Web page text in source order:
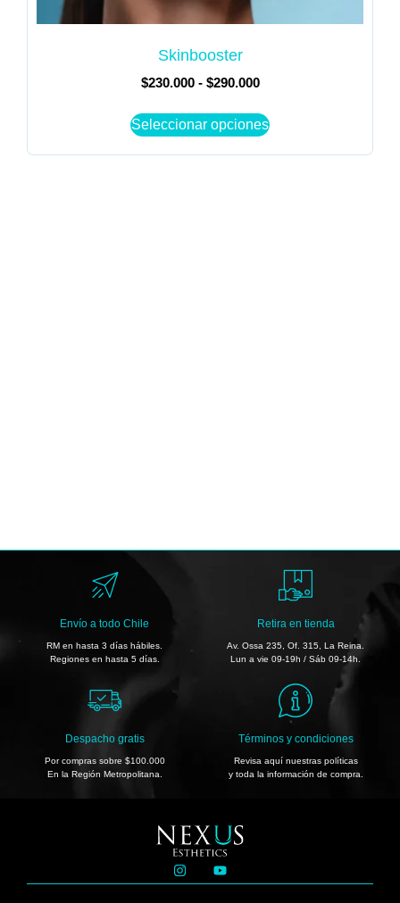
Skinbooster
$230.000 - $290.000
Seleccionar opciones
Retira en tienda
Av. Ossa 235, Of. 315, La Reina.
Lun a vie 09-19h / Sáb 09-14h.
Despacho gratis
Por compras sobre $100.000
En la Región Metropolitana.
Envío a todo Chile
RM en hasta 3 días hábiles.
Regiones en hasta 5 días.
Términos y condiciones
Revisa aquí nuestras políticas
y toda la información de compra.